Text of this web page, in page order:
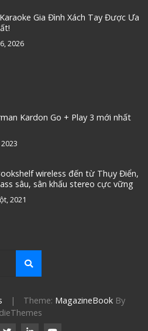
Gia Đình Xách Tay Được Ưa
2026
Kardon Go + Play 3 mới nhất
wireless đến từ Thụy Điển,
sâu, sân khấu stereo cực vững
2021
| Theme: MagazineBookBy